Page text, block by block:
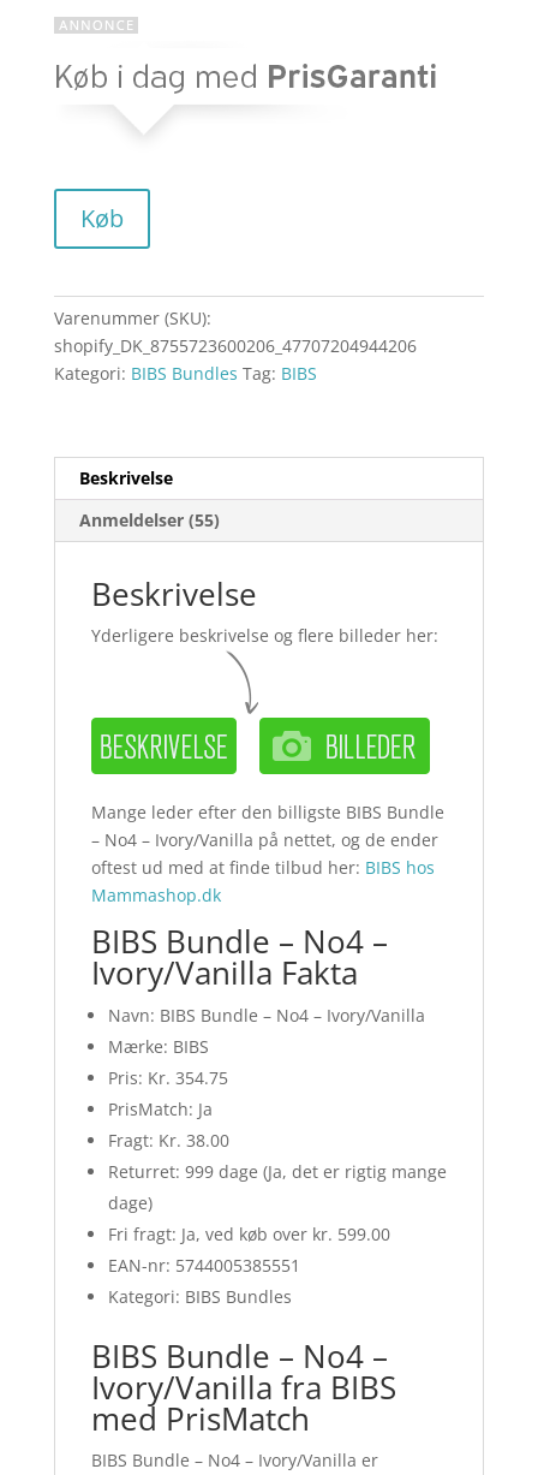
Køb
Varenummer (SKU):
shopify_DK_8755723600206_47707204944206
Kategori: BIBS Bundles Tag: BIBS
Beskrivelse
Anmeldelser (55)
Beskrivelse
Yderligere beskrivelse og flere billeder her:
Mange leder efter den billigste BIBS Bundle
– No4 – Ivory/Vanilla på nettet, og de ender
oftest ud med at finde tilbud her: BIBS hos
Mammashop.dk
BIBS Bundle – No4 –
Ivory/Vanilla Fakta
Navn: BIBS Bundle – No4 – Ivory/Vanilla
Mærke: BIBS
Pris: Kr. 354.75
PrisMatch: Ja
Fragt: Kr. 38.00
Returret: 999 dage (Ja, det er rigtig mange
dage)
Fri fragt: Ja, ved køb over kr. 599.00
EAN-nr: 5744005385551
Kategori: BIBS Bundles
BIBS Bundle – No4 –
Ivory/Vanilla fra BIBS
med PrisMatch
BIBS Bundle – No4 – Ivory/Vanilla er